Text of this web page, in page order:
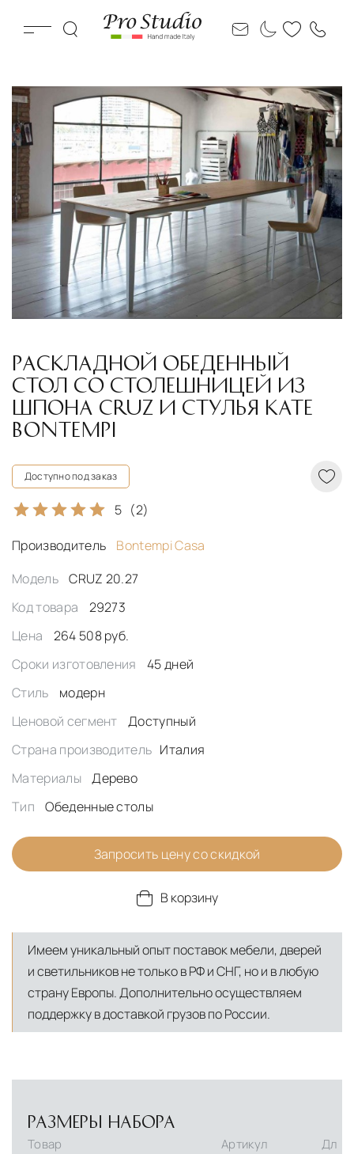
РАСКЛАДНОЙ ОБЕДЕННЫЙ
СТОЛ СО СТОЛЕШНИЦЕЙ ИЗ
ШПОНА CRUZ И СТУЛЬЯ KATE
BONTEMPI
Доступно под заказ
5 (2)
Производитель
Bontempi Casa
Модель
CRUZ 20.27
Код товара
29273
Цена
264 508 руб.
Сроки изготовления
45 дней
Стиль
модерн
Ценовой сегмент
Доступный
Страна производитель Италия
Материалы
Дерево
Тип
Обеденные столы
Запросить цену со скидкой
В корзину
Имеем уникальный опыт поставок мебели, дверей
и светильников не только в РФ и СНГ, но и в любую
страну Европы. Дополнительно осуществляем
поддержку в доставкой грузов по России.
РАЗМЕРЫ НАБОРА
Товар Артикул